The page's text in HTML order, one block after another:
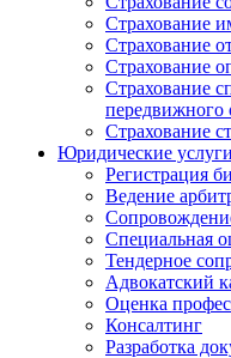
Страхование
Страхование
Страхование
Страхование
передвижного
Страхование
Юридические услуги
Регистрация
Ведение
Специальная
Тендерное
Адвокатский
Оценка
Консалтинг
Разработка